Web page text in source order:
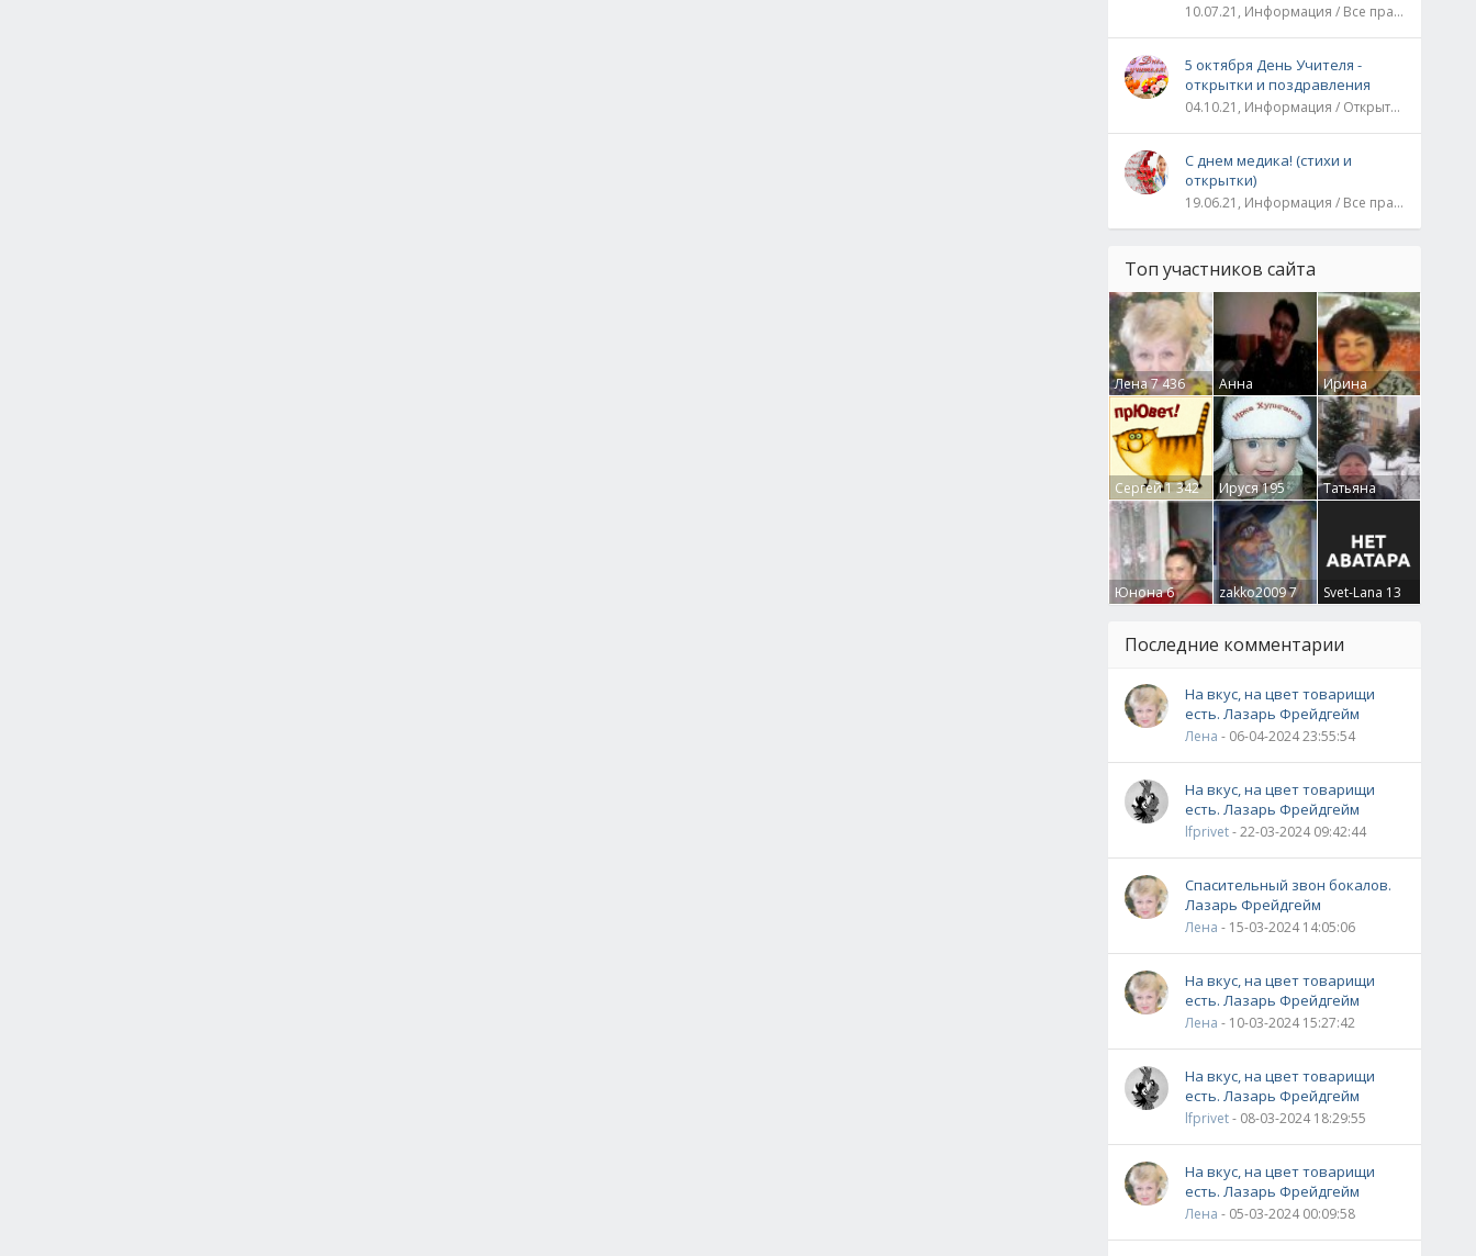
10.07.21, Информация / Все праздники
5 октября День Учителя -
открытки и поздравления
04.10.21, Информация / Открытки / Все праздники
С днем медика! (стихи и
открытки)
19.06.21, Информация / Все праздники
Топ участников сайта
Лена7 436
Анна
Гумлевая0
Ирина
Бруцкая41
Сергей1 342 Ируся195
Татьяна
Крючкова0
Юнона6 zakko20097 Svet-Lana 13
Последние комментарии
На вкус, на цвет товарищи
есть. Лазарь Фрейдгейм
Лена - 06-04-2024 23:55:54
На вкус, на цвет товарищи
есть. Лазарь Фрейдгейм
lfprivet- 22-03-2024 09:42:44
Спасительный звон бокалов.
Лазарь Фрейдгейм
Лена - 15-03-2024 14:05:06
На вкус, на цвет товарищи
есть. Лазарь Фрейдгейм
Лена - 10-03-2024 15:27:42
На вкус, на цвет товарищи
есть. Лазарь Фрейдгейм
lfprivet- 08-03-2024 18:29:55
На вкус, на цвет товарищи
есть. Лазарь Фрейдгейм
Лена - 05-03-2024 00:09:58